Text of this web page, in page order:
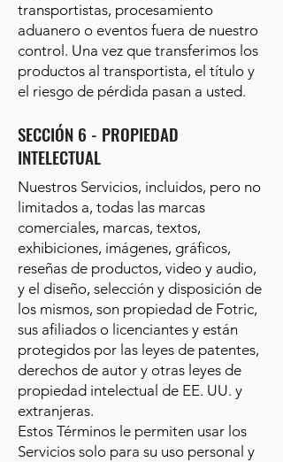
transportistas, procesamiento
aduanero o eventos fuera de nuestro
control. Una vez que transferimos los
productos al transportista, el título y
el riesgo de pérdida pasan a usted.
SECCIÓN 6 - PROPIEDAD
INTELECTUAL
Nuestros Servicios, incluidos, pero no
limitados a, todas las marcas
comerciales, marcas, textos,
exhibiciones, imágenes, gráficos,
reseñas de productos, video y audio,
y el diseño, selección y disposición de
los mismos, son propiedad de Fotric,
sus afiliados o licenciantes y están
protegidos por las leyes de patentes,
derechos de autor y otras leyes de
propiedad intelectual de EE. UU. y
extranjeras.
Estos Términos le permiten usar los
Servicios solo para su uso personal y